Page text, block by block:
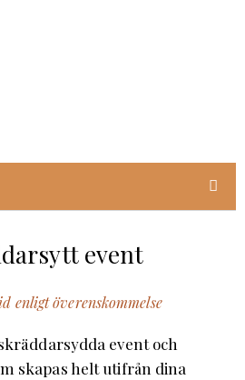
event
enligt överenskommelse
event och
skapas helt utifrån dina